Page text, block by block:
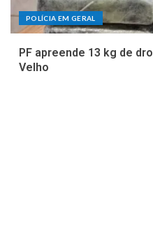
POLÍCIA EM GERAL
PF apreende 13 kg de
Velho